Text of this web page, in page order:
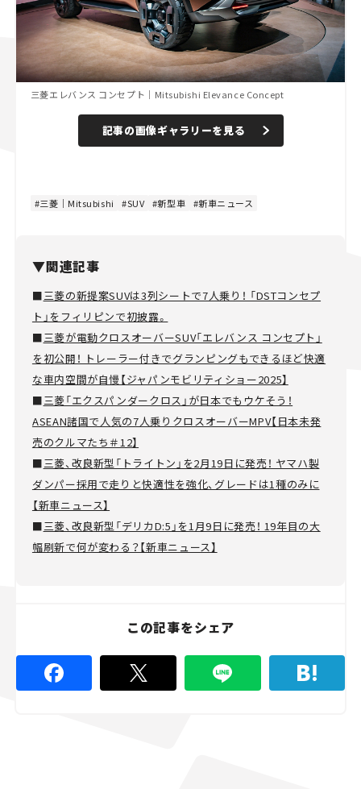
三菱エレバンス コンセプト｜Mitsubishi Elevance Concept
記事の画像ギャラリーを見る
三菱｜Mitsubishi SUV 新型車 新車ニュース
▼関連記事
■三菱の新提案SUVは3列シートで7人乗り！ 「DSTコンセプ
ト」をフィリピンで初披露。
■三菱が電動クロスオーバーSUV「エレバンス コンセプト」
を初公開！ トレーラー付きでグランピングもできるほど快適
な車内空間が自慢【ジャパンモビリティショー2025】
■三菱「エクスパンダークロス」が日本でもウケそう！
ASEAN諸国で人気の7人乗りクロスオーバーMPV【日本未発
売のクルマたち＃12】
■三菱、改良新型「トライトン」を2月19日に発売！ ヤマハ製
ダンパー採用で走りと快適性を強化、グレードは1種のみに
【新車ニュース】
■三菱、改良新型「デリカD:5」を1月9日に発売！ 19年目の大
幅刷新で何が変わる？【新車ニュース】
この記事をシェア